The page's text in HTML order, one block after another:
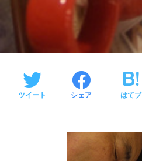
ツイート シェア はてブ